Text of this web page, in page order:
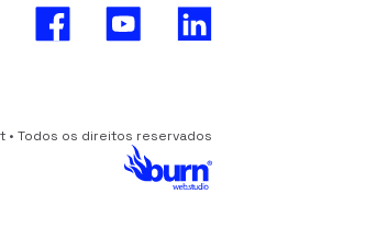
• Todos os direitos reservados